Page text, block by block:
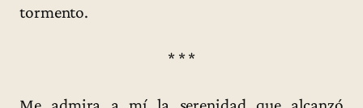
tormento.
* * *